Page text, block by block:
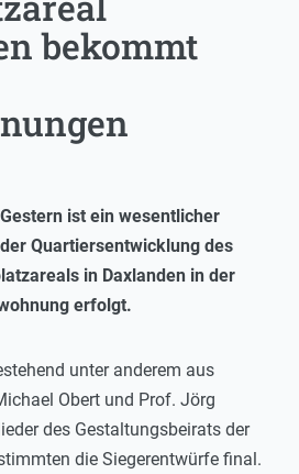
bekommt
ist ein wesentlicher
Quartiersentwicklung des
in Daxlanden in der
erfolgt.
unter anderem aus
Obert und Prof. Jörg
des Gestaltungsbeirats der
die Siegerentwürfe final.